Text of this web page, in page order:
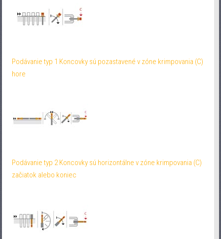
Podávanie typ 1 Koncovky sú pozastavené v zóne krimpovania (C)
hore
Podávanie typ 2 Koncovky sú horizontálne v zóne krimpovania (C)
začiatok alebo koniec